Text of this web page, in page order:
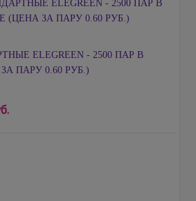
ELEGREEN - 2500 ПАР В
ПАРУ 0.60 РУБ.)